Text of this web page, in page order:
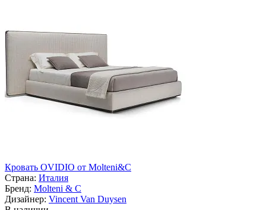
Кровать OVIDIO от Molteni&C
Страна: Италия
Бренд: Molteni & C
Дизайнер: Vincent Van Duysen